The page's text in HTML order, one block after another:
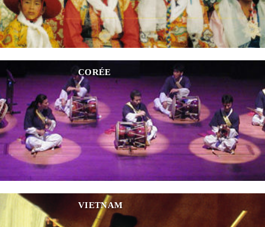
CORÉE
VIETNAM